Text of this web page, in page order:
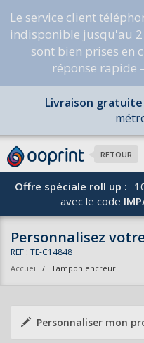
Le service client
indisponible jusqu'au
sont bien prises en
réponse rapide
Livraison gratuite
RETOUR
Offre spéciale roll up : -
avec le code
Personnalisez
REF : TE-C14848
Accueil / Tampon encreur
Personnaliser mon